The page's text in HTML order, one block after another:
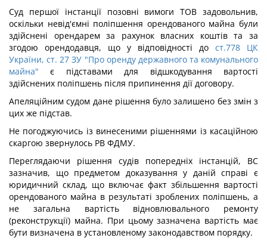
Суд першої інстанції позовні вимоги ТОВ задовольнив,
оскільки невід'ємні поліпшення орендованого майна були
здійснені орендарем за рахунок власних коштів та за
згодою орендодавця, що у відповідності до ст.778 ЦК
України, ст. 27 ЗУ "Про оренду державного та комунального
майна"є підставами для відшкодування вартості
здійснених поліпшень після припинення дії договору.
Апеляційним судом дане рішення було залишено без змін з
цих же підстав.
Не погоджуючись із винесеними рішеннями із касаційною
скаргою звернулось РВ ФДМУ.
Переглядаючи рішення судів попередніх інстанцій, ВС
зазначив, що предметом доказування у даній справі є
юридичний склад, що включає факт збільшення вартості
орендованого майна в результаті зроблених поліпшень, а
не загальна вартість відновлювального ремонту
(реконструкції) майна. При цьому зазначена вартість має
бути визначена в установленому законодавством порядку.